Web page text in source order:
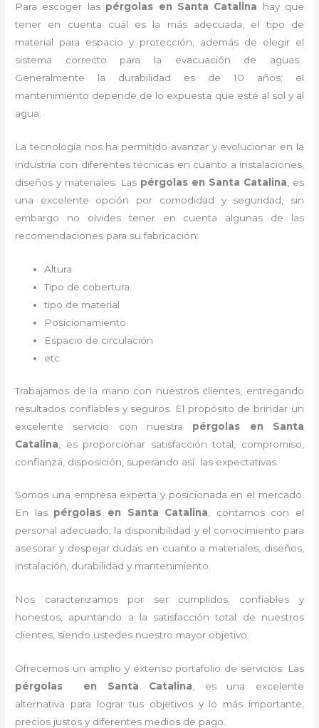
Para escoger las pérgolas en Santa Catalina
hay que
tener en cuenta cuál es la más adecuada, el tipo de
material para espacio y protección, además de elegir el
sistema correcto para la evacuación de aguas.
Generalmente la durabilidad es de 10 años; el
mantenimiento depende de lo expuesta que esté al sol y al
agua.
La tecnología nos ha permitido avanzar y evolucionar en la
industria con diferentes técnicas en cuanto a instalaciones,
diseños y materiales. Las pérgolas en Santa Catalina , es
una excelente opción por comodidad y seguridad, sin
embargo no olvides tener en cuenta algunas de las
recomendaciones para su fabricación:
Altura
Tipo de cobertura
tipo de material
Posicionamiento
Espacio de circulación
etc
Trabajamos de la mano con nuestros clientes, entregando
resultados confiables y seguros. El propósito de brindar un
excelente servicio con nuestra pérgolas en Santa
Catalina , es proporcionar satisfacción total, compromiso,
confianza, disposición, superando así las expectativas.
Somos una empresa experta y posicionada en el mercado.
En las pérgolas en Santa Catalina, contamos con el
personal adecuado, la disponibilidad y el conocimiento para
asesorar y despejar dudas en cuanto a materiales, diseños,
instalación, durabilidad y mantenimiento.
Nos caracterizamos por ser cumplidos, confiables y
honestos, apuntando a la satisfacción total de nuestros
clientes, siendo ustedes nuestro mayor objetivo.
Ofrecemos un amplio y extenso portafolio de servicios. Las
pérgolas en Santa Catalina , es una excelente
alternativa para lograr tus objetivos y lo más importante,
precios justos y diferentes medios de pago.